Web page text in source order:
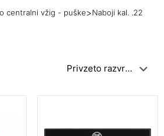
centralni vžig - puške>Naboji kal. .22